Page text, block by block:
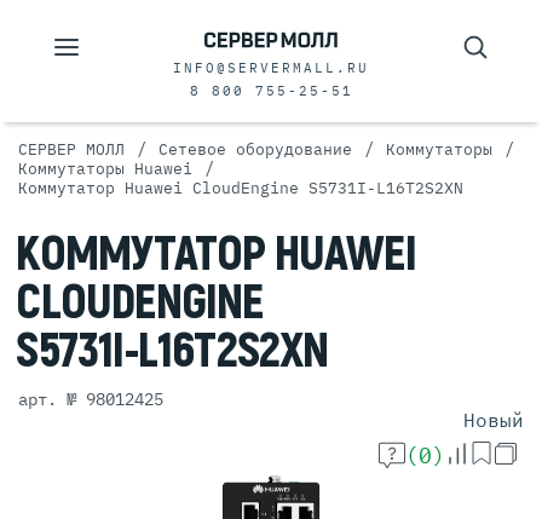
INFO@SERVERMALL.RU
8 800 755-25-51
СЕРВЕР МОЛЛ / Сетевое оборудование / Коммутаторы /
Коммутаторы Huawei /
Коммутатор Huawei CloudEngine S5731I-L16T2S2XN
КОММУТАТОР HUAWEI
CLOUDENGINE
S5731I-L16T2S2XN
арт. № 98012425
Новый
(0)